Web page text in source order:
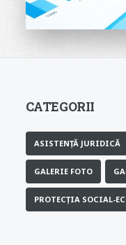
CATEGORII
ASISTENȚĂ JURIDICĂ
GALERIE FOTO
PROTECȚIA SOCIAL-